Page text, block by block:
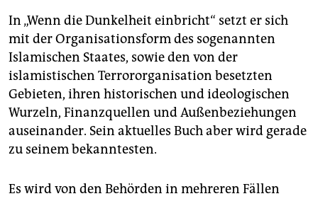
In „Wenn die Dunkelheit einbricht“ setzt er sich
mit der Organisationsform des sogenannten
Islamischen Staates, sowie den von der
islamistischen Terrororganisation besetzten
Gebieten, ihren historischen und ideologischen
Wurzeln, Finanzquellen und Außenbeziehungen
auseinander. Sein aktuelles Buch aber wird gerade
zu seinem bekanntesten.
Es wird von den Behörden in mehreren Fällen